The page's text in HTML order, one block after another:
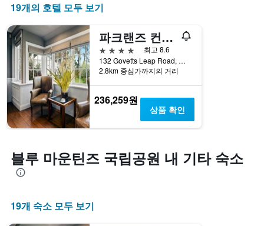
19개의 호텔 모두 보기
파크랜즈 컨트리 가든스 & 로지스
4성급
최고 8.6
132 Govetts Leap Road, 블랙헤스, NSW, 호주
2.8km 중심가까지의 거리
236,259원
상품 확인
블루 마운틴즈 국립공원 내 기타 숙소
19개 숙소 모두 보기